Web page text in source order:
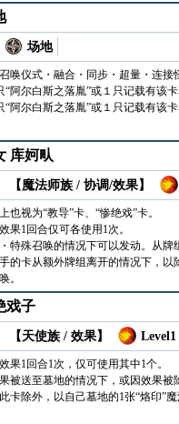
场地
唤仪式・融合・同步・超量・连接
“阿尔白斯之落胤”或１只记载有该卡
“阿尔白斯之落胤”或１只记载有该卡
库妸㽗
【魔法师族 / 协调/效果】
也视为“教导”卡、“惨绝戏”卡。
1回合仅可各使用1次。
特殊召唤的情况下可以发动。从牌
的卡从额外牌组离开的情况下，以
。
戏子
【天使族 / 效果】 Level1
1回合1次，仅可使用其中1个。
被送至墓地的情况下，或因效果被
卡除外，以自己墓地的1张“烙印”